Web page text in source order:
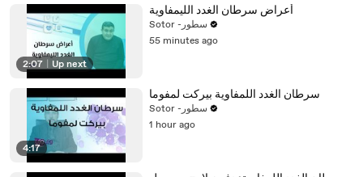
2:07 Up next
أعراض سرطان الغدد الليمفاوية
Sotor -سطور
55 minutes ago
4:17
سرطان الغدد اللمفاوية بيركت لمفوما
Sotor -سطور
1 hour ago